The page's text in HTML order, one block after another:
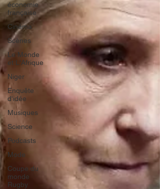
économie
française
Cinéma
Scènes
Le Monde
et L'Afrique
Niger
Enquête
d'idée
Musiques
Science
Podcasts
Mode
Coupe du
monde
Rugby